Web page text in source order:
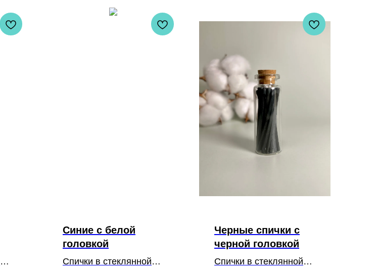
Синие с белой
головкой
Спички в стеклянной
Черные спички с
черной головкой
Спички в стеклянной